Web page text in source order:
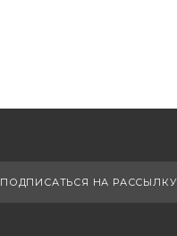
ПОДПИСАТЬСЯ НА РАССЫЛКУ